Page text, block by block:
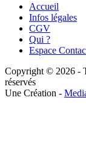
Accueil
Infos légales
CGV
Qui ?
Espace
Copyright © 2026 -
réservés
Une Création -